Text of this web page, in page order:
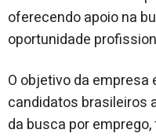
oferecendo apoio na
oportunidade
O objetivo da
candidatos brasileiros
da busca por